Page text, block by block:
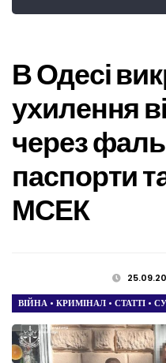
В Одесі
ухилення
через
паспорти
МСЕК
ВІЙНА • КРИМІНАЛ • СТАТТІ •